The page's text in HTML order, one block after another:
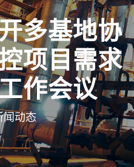
多基地协
项目需求
作会议
闻动态